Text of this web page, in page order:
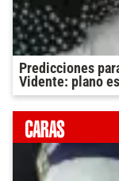
Predicciones
Vidente: plano